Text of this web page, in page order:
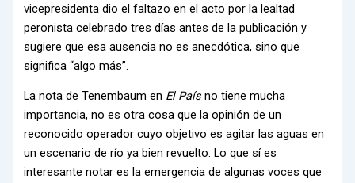
vicepresidenta dio el faltazo en el acto por la lealtad
peronista celebrado tres días antes de la publicación y
sugiere que esa ausencia no es anecdótica, sino que
significa “algo más”.
La nota de Tenembaum en El País no tiene mucha
importancia, no es otra cosa que la opinión de un
reconocido operador cuyo objetivo es agitar las aguas en
un escenario de río ya bien revuelto. Lo que sí es
interesante notar es la emergencia de algunas voces que